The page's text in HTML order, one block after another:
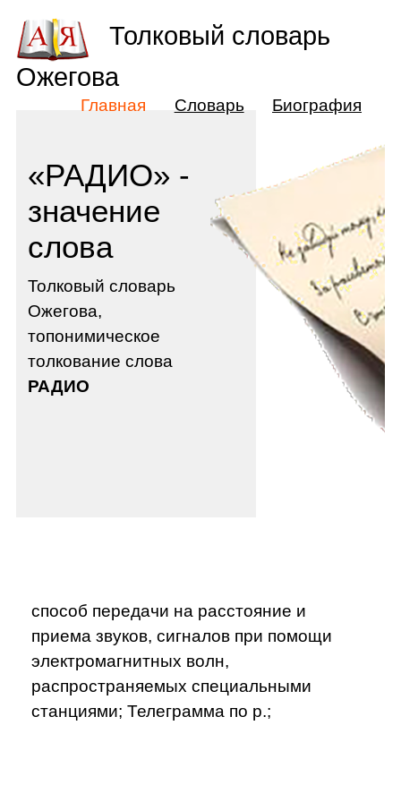
«РАДИО» -
значение
слова
Толковый словарь
Ожегова,
топонимическое
толкование слова
РАДИО
способ передачи на расстояние и
приема звуков, сигналов при помощи
электромагнитных волн,
распространяемых специальными
станциями; Телеграмма по р.;
Толковый словарь
Ожегова
Главная Словарь Биография